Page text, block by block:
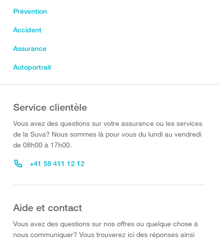
Prévention
Accident
Assurance
Autoportrait
Service clientèle
Vous avez des questions sur votre assurance ou les services
de la Suva? Nous sommes là pour vous du lundi au vendredi
de 08h00 à 17h00.
+41 58 411 12 12
Aide et contact
Vous avez des questions sur nos offres ou quelque chose à
nous communiquer? Vous trouverez ici des réponses ainsi